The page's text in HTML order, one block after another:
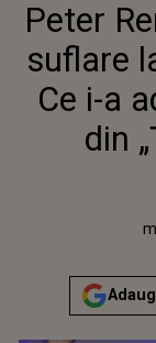
Peter
suflare
Ce i-a
din
miercuri, 11